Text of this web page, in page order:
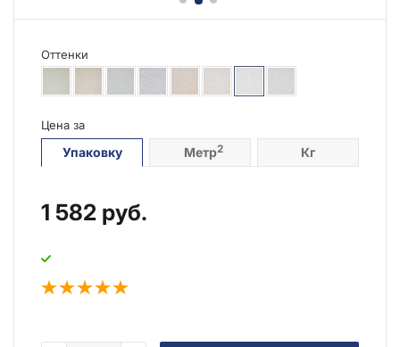
Оттенки
Цена за
Упаковку Метр2 Кг
1 582 руб.